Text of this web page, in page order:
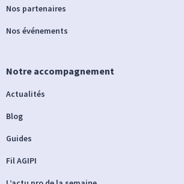
Nos partenaires
Nos événements
Notre accompagnement
Actualités
Blog
Guides
Fil AGIPI